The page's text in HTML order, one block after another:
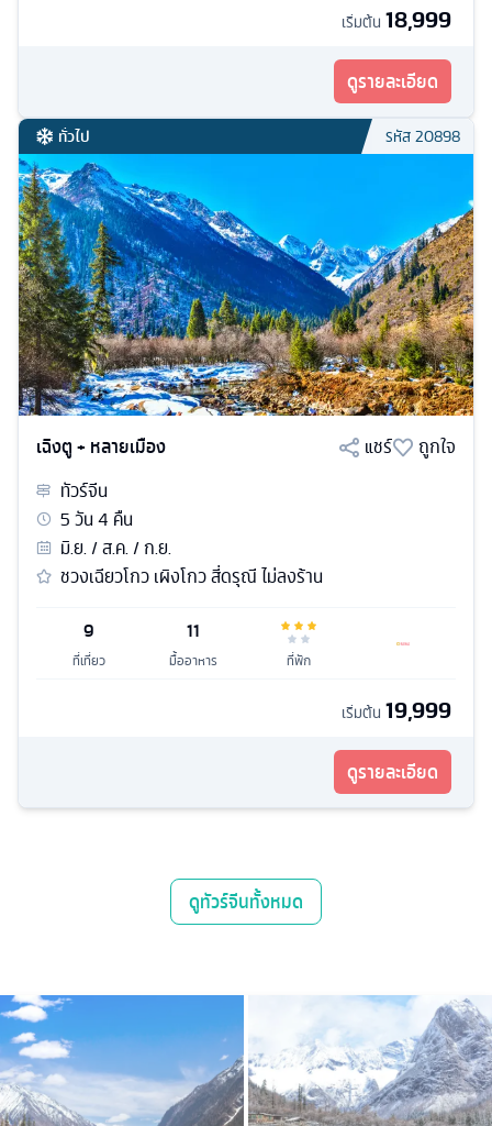
เริ่มต้น 18,999
ดูรายละเอียด
ทั่วไป รหัส20898
เฉิงตู + หลายเมือง แชร์
ถูกใจ
ทัวร์จีน
5วัน4 คืน
มิ.ย. / ส.ค. / ก.ย.
ชวงเฉียวโกว เผิงโกว สี่ดรุณี ไม่ลงร้าน
9
ที่เที่ยว
11
มื้ออาหาร ที่พัก
เริ่มต้น 19,999
ดูรายละเอียด
ดูทัวร์จีนทั้งหมด